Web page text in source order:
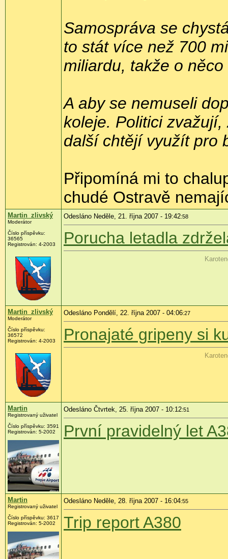
Samospráva se
to stát více než 700
miliardu, takže o
A aby se nemuseli
koleje. Politici
další chtějí využít pro
Připomíná mi to
chudé Ostravě
Martin_zlivský
Moderátor
Číslo příspěvku:
36565
Registrován: 4-2003
Odesláno Neděle, 21. října 2007 - 19:42:58
Porucha letadla
Martin_zlivský
Moderátor
Číslo příspěvku:
36572
Registrován: 4-2003
Odesláno Pondělí, 22. října 2007 - 04:06:27
Pronajaté gripeny si
Martin
Registrovaný uživatel
Číslo příspěvku: 3591
Registrován: 5-2002
Odesláno Čtvrtek, 25. října 2007 - 10:12:51
První pravidelný let
Martin
Registrovaný uživatel
Číslo příspěvku: 3617
Registrován: 5-2002
Odesláno Neděle, 28. října 2007 - 16:04:55
Trip report A380